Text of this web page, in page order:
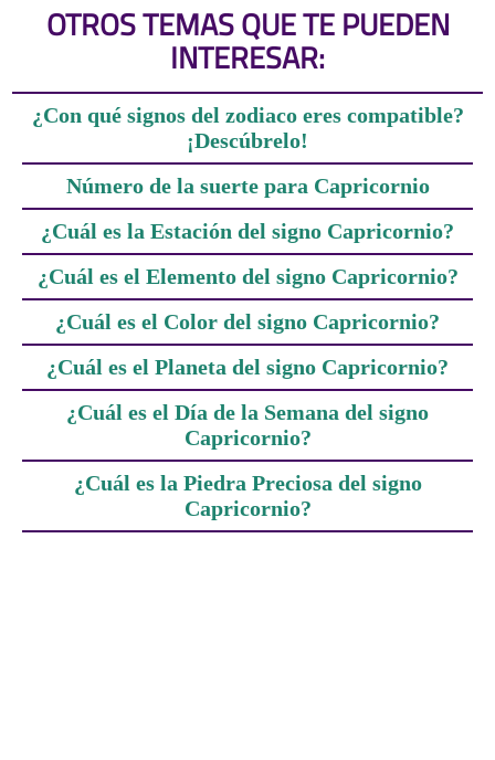
OTROS TEMAS QUE TE PUEDEN
INTERESAR:
¿Con qué signos del zodiaco eres compatible?
¡Descúbrelo!
Número de la suerte para Capricornio
¿Cuál es la Estación del signo Capricornio?
¿Cuál es el Elemento del signo Capricornio?
¿Cuál es el Color del signo Capricornio?
¿Cuál es el Planeta del signo Capricornio?
¿Cuál es el Día de la Semana del signo
Capricornio?
¿Cuál es la Piedra Preciosa del signo
Capricornio?